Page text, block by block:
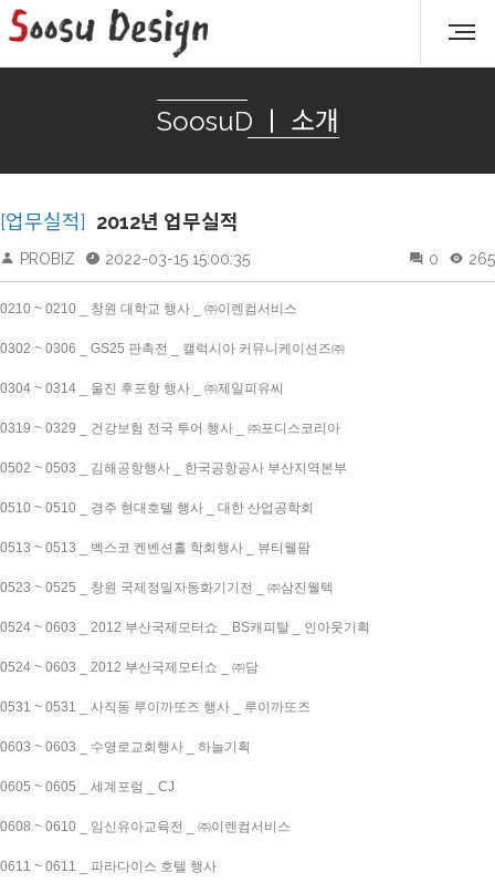
SoosuD ㅣ 소개
[업무실적] 2012년 업무실적
PROBIZ 2022-03-15 15:00:35 0 265
0210 ~ 0210 _ 창원 대학교 행사 _ ㈜이렌컴서비스
0302 ~ 0306 _ GS25 판촉전 _ 캘럭시아 커뮤니케이션즈㈜
0304 ~ 0314 _ 울진 후포항 행사 _ ㈜제일피유씨
0319 ~ 0329 _ 건강보험 전국 투어 행사 _ ㈜포디스코리아
0502 ~ 0503 _ 김해공항행사 _ 한국공항공사 부산지역본부
0510 ~ 0510 _ 경주 현대호텔 행사 _ 대한 산업공학회
0513 ~ 0513 _ 벡스코 켄벤션홀 학회행사 _ 뷰티웰팜
0523 ~ 0525 _ 창원 국제정밀자동화기기전 _ ㈜삼진웰텍
0524 ~ 0603 _ 2012 부산국제모터쇼 _ BS캐피탈 _ 인아웃기획
0524 ~ 0603 _ 2012 부산국제모터쇼 _ ㈜담
0531 ~ 0531 _ 사직동 루이까또즈 행사 _ 루이까또즈
0603 ~ 0603 _ 수영로교회행사 _ 하늘기획
0605 ~ 0605 _ 세계포럼 _ CJ
0608 ~ 0610 _ 임신유아교육전 _ ㈜이렌컴서비스
0611 ~ 0611 _ 파라다이스 호텔 행사